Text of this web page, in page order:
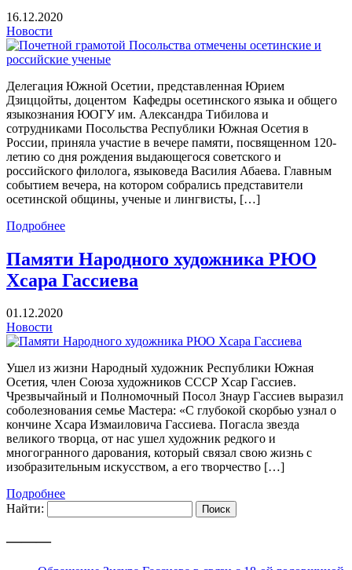
16.12.2020
Новости
Делегация Южной Осетии, представленная Юрием
Дзиццойты, доцентом Кафедры осетинского языка и общего
языкознания ЮОГУ им. Александра Тибилова и
сотрудниками Посольства Республики Южная Осетия в
России, приняла участие в вечере памяти, посвященном 120-
летию со дня рождения выдающегося советского и
российского филолога, языковеда Василия Абаева. Главным
событием вечера, на котором собрались представители
осетинской общины, ученые и лингвисты, […]
Подробнее
Памяти Народного художника РЮО
Хсара Гассиева
01.12.2020
Новости
Ушел из жизни Народный художник Республики Южная
Осетия, член Союза художников СССР Хсар Гассиев.
Чрезвычайный и Полномочный Посол Знаур Гассиев выразил
соболезнования семье Мастера: «С глубокой скорбью узнал о
кончине Хсара Измаиловича Гассиева. Погасла звезда
великого творца, от нас ушел художник редкого и
многогранного дарования, который связал свою жизнь с
изобразительным искусством, а его творчество […]
Подробнее
Найти:
———